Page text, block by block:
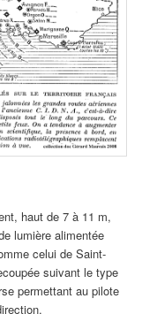
haut de 7 à 11 m,
lumière alimentée
celui de Saint-
suivant le type
permettant au pilote